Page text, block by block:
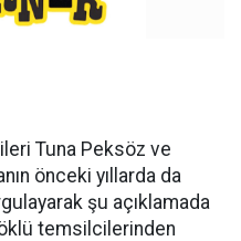
Tuna Peksöz ve
önceki yıllarda da
şu açıklamada
temsilcilerinden